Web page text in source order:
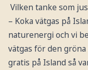
Vilken tanke som
– Koka vätgas på
naturenergi och vi
vätgas för den
gratis på Island så